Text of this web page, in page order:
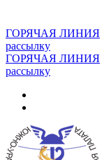
ГОРЯЧАЯ ЛИНИЯ
рассылку
ГОРЯЧАЯ ЛИНИЯ
рассылку